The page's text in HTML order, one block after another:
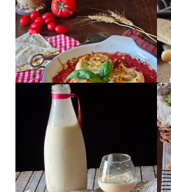
GIRANDOLE DI
RICOTTA
MANDORLITO